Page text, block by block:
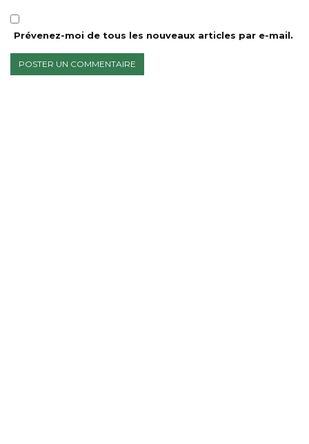
Prévenez-moi de tous les nouveaux articles par e-mail.